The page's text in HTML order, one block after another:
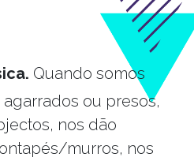
Quando somos
ou presos,
nos dão
murros, nos